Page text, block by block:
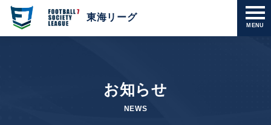
MENU
東海リーグ
お知らせ
NEWS